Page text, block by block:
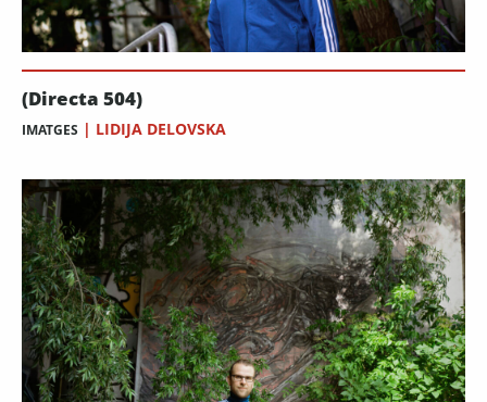
(Directa 504)
IMATGES | LIDIJA DELOVSKA